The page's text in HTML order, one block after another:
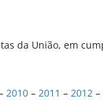
da União, em
2010 – 2011 – 2012 –